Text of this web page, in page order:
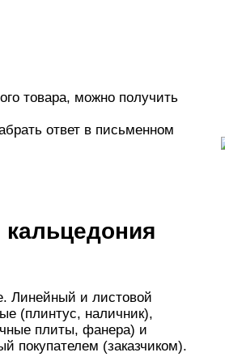
товара, можно получить
ответ в письменном
Линейный и листовой
(плинтус, наличник),
плиты, фанера) и
покупателем (заказчиком).